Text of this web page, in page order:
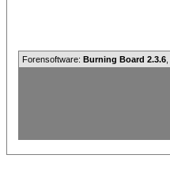
Forensoftware: Burning Board 2.3.6